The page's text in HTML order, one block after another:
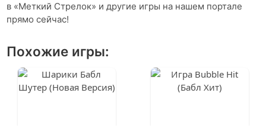
в «Меткий Стрелок» и другие игры на нашем портале
прямо сейчас!
Похожие игры: